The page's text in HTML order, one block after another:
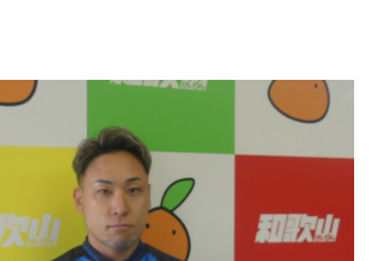
ント利用規約
ってから・のめり込む不安のある方のご相